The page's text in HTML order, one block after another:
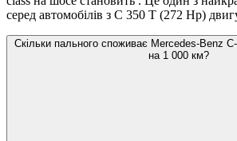
серед автомобілів з C 350 T (272 Hp)
Скільки пального споживає Mercedes-Benz
на 1 000 км?